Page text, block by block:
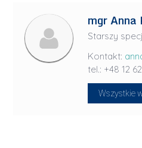
mgr Anna
Starszy
Kontakt:
tel.: +48 12
Wszystkie